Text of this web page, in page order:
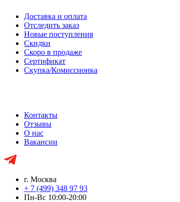
Доставка и оплата
Отследить заказ
Новые поступления
Скидки
Скоро в продаже
Сертификат
Скупка/Комиссионка
Контакты
Отзывы
О нас
Вакансии
г. Москва
+ 7 (499) 348 97 93
Пн-Вс 10:00-20:00